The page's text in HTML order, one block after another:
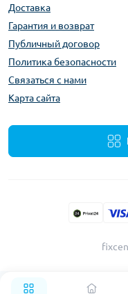
Доставка
Гарантия и возврат
Публичный договор
Политика безопасности
Связаться с нами
Карта сайта